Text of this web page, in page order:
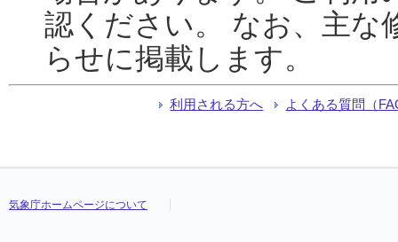
認ください。 なお、主な
らせに掲載します。
利用される方へ よくある質問（
気象庁ホームページについて